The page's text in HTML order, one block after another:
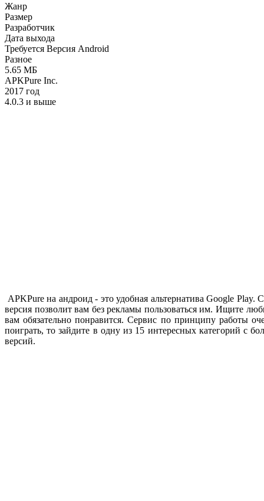
Жанр
Размер
Разработчик
Дата выхода
Требуется Версия Android
Разное
5.65 МБ
APKPure Inc.
2017 год
4.0.3 и выше
APKPure на андроид - это удобная альтернатива Google
версия позволит вам без рекламы пользоваться им. Ищите
вам обязательно понравится. Сервис по принципу работы
поиграть, то зайдите в одну из 15 интересных категорий с
версий.